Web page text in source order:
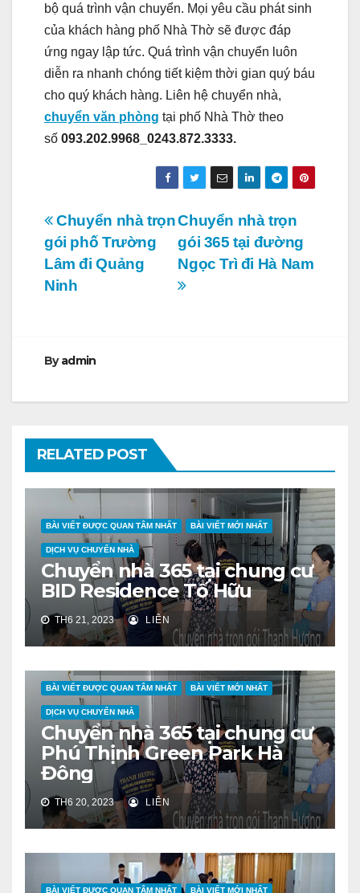
bộ quá trình vận chuyển. Mọi yêu cầu phát sinh
của khách hàng phố Nhà Thờ sẽ được đáp
ứng ngay lập tức. Quá trình vận chuyển luôn
diễn ra nhanh chóng tiết kiệm thời gian quý báu
cho quý khách hàng. Liên hệ chuyển nhà,
chuyển văn phòng tại phố Nhà Thờ theo
số 093.202.9968_0243.872.3333.
Điều
hướng
bài
Chuyển nhà trọn
gói 365 tại đường
Ngọc Trì đi Hà Nam
Chuyển nhà trọn
gói phố Trường
Lâm đi Quảng
Ninh
Byadmin
RELATED POST
BÀI VIẾT ĐƯỢC QUAN TÂM NHẤT BÀI VIẾT MỚI NHẤT
DỊCH VỤ CHUYỂN NHÀ
Chuyển nhà 365 tại chung cư
BID Residence Tố Hữu
TH6 21, 2023 LIÊN
BÀI VIẾT ĐƯỢC QUAN TÂM NHẤT BÀI VIẾT MỚI NHẤT
DỊCH VỤ CHUYỂN NHÀ
Chuyển nhà 365 tại chung cư
Phú Thịnh Green Park Hà
Đông
TH6 20, 2023 LIÊN
BÀI VIẾT ĐƯỢC QUAN TÂM NHẤT BÀI VIẾT MỚI NHẤT